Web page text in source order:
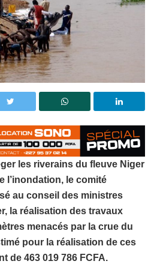
les riverains du fleuve Niger
l’inondation, le comité
au conseil des ministres
la réalisation des travaux
menacés par la crue du
pour la réalisation de ces
de 463 019 786 FCFA.